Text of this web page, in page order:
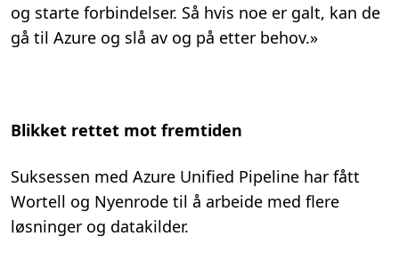
og starte forbindelser. Så hvis noe er galt, kan de
gå til Azure og slå av og på etter behov.»
Blikket rettet mot fremtiden
Suksessen med Azure Unified Pipeline har fått
Wortell og Nyenrode til å arbeide med flere
løsninger og datakilder.